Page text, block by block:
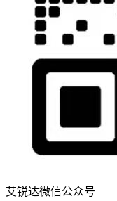
艾锐达微信公众号